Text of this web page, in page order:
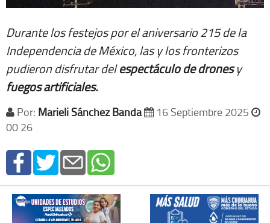
Durante los festejos por el aniversario 215 de la
Independencia de México, las y los fronterizos
pudieron disfrutar delespectáculo de dronesy
fuegos artificiales.
Por: Marieli Sánchez Banda
16 Septiembre 2025
00 26